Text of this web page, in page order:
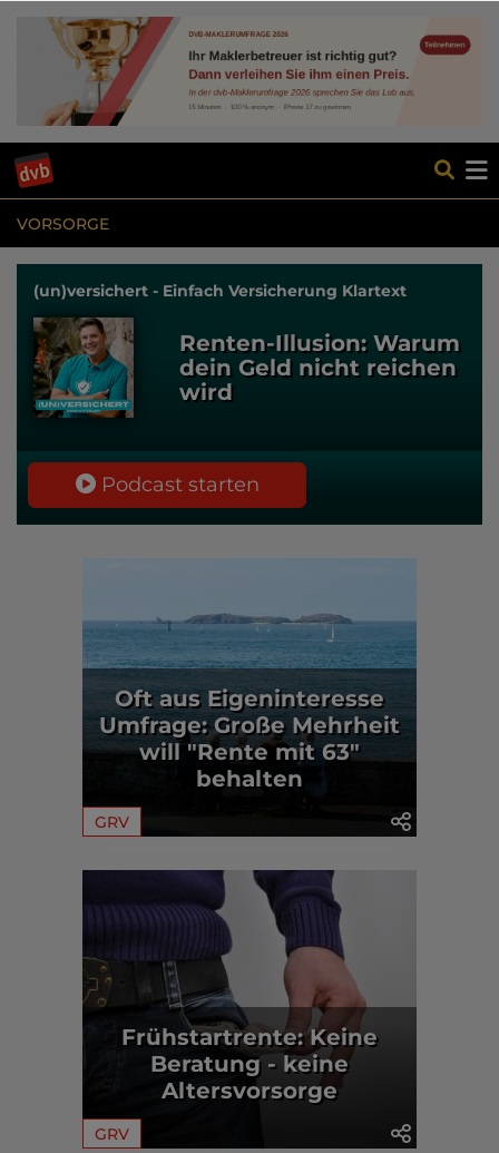
VORSORGE
(un)versichert - Einfach Versicherung Klartext
Renten-Illusion: Warum
dein Geld nicht reichen
wird
Podcast starten
Oft aus Eigeninteresse
Umfrage: Große Mehrheit
will "Rente mit 63"
behalten
GRV
Frühstartrente: Keine
Beratung - keine
Altersvorsorge
GRV